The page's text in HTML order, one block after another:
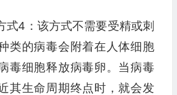
式4：该方式不需要受精或刺
类的病毒会附着在人体细胞
毒细胞释放病毒卵。当病毒
其生命周期终点时，就会发